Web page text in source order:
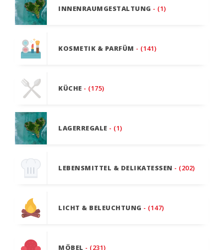
INNENRAUMGESTALTUNG - (1)
KOSMETIK & PARFÜM - (141)
KÜCHE - (175)
LAGERREGALE - (1)
LEBENSMITTEL & DELIKATESSEN - (202)
LICHT & BELEUCHTUNG - (147)
MÖBEL - (231)